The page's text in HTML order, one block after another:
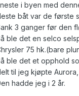
i byen med
båt var de første
3 ganger før den
ble det en selco
75 hk.(bare
ble det et opphold
til jeg kjøpte
hadde jeg i 2 år.